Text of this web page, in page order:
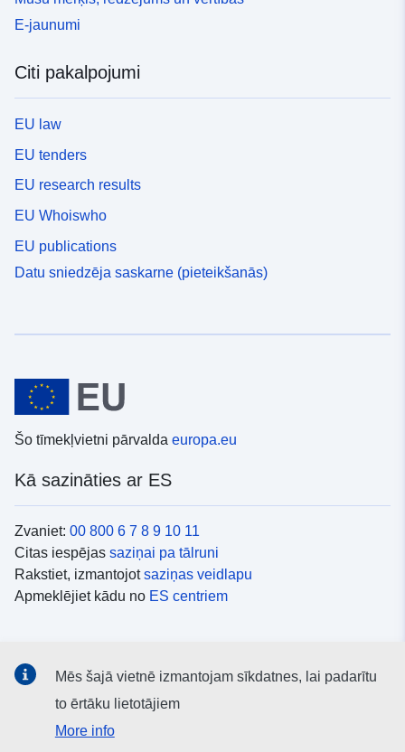
E-jaunumi
Citi pakalpojumi
EU law
EU tenders
EU research results
EU Whoiswho
EU publications
Datu sniedzēja saskarne (pieteikšanās)
Šo tīmekļvietni pārvalda europa.eu
Kā sazināties ar ES
Zvaniet: 00 800 6 7 8 9 10 11
Citas iespējas saziņai pa tālruni
Rakstiet, izmantojotsaziņas veidlapu
Apmeklējiet kādu no ES centriem
ES kontisociālajos medijos
Mēs šajā vietnē izmantojam sīkdatnes, lai padarītu
to ērtāku lietotājiem
More info